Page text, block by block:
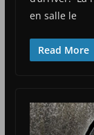
en salle le
Read More